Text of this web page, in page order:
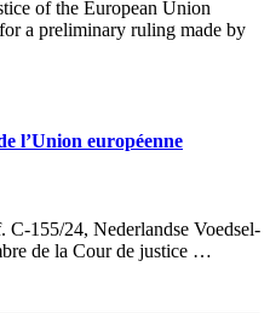
of the European Union
a preliminary ruling made by
l’Union européenne
155/24, Nederlandse Voedsel-
de la Cour de justice …